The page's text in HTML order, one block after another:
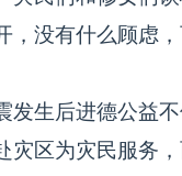
，没有什么顾虑
生后进德公益不
灾区为灾民服务，